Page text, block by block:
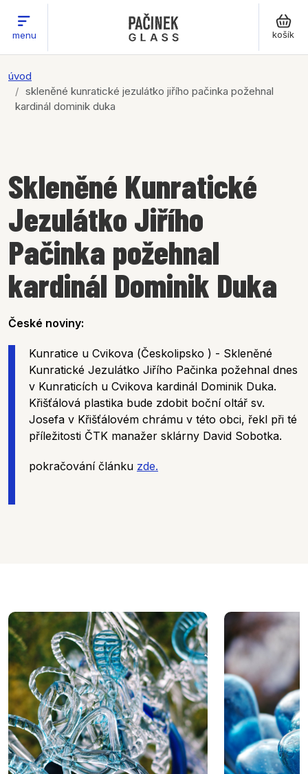
menu košík
úvod
skleněné kunratické jezulátko jiřího pačinka požehnal
kardinál dominik duka
Skleněné Kunratické
Jezulátko Jiřího
Pačinka požehnal
kardinál Dominik Duka
České noviny:
Kunratice u Cvikova (Českolipsko ) - Skleněné
Kunratické Jezulátko Jiřího Pačinka požehnal dnes
v Kunraticích u Cvikova kardinál Dominik Duka.
Křišťálová plastika bude zdobit boční oltář sv.
Josefa v Křišťálovém chrámu v této obci, řekl při té
příležitosti ČTK manažer sklárny David Sobotka.
pokračování článku zde.